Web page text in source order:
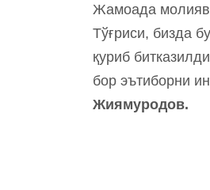
Жамоада
Тўғриси, бизда
қуриб
бор эътиборни
Жиямуродов.